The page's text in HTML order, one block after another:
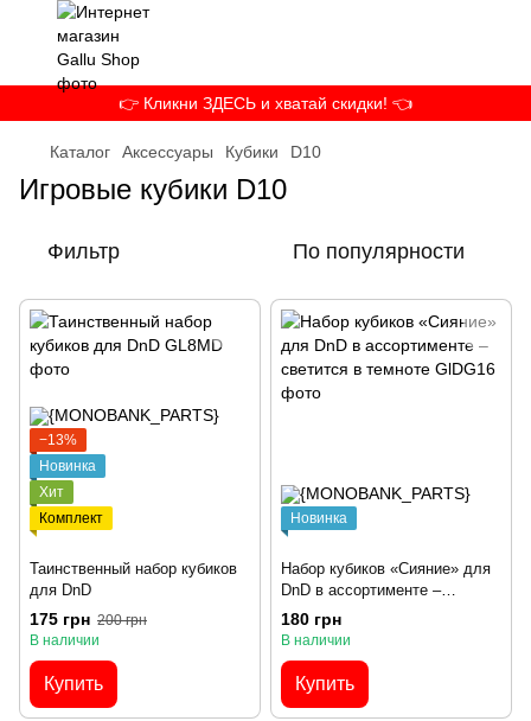
👉 Кликни ЗДЕСЬ и хватай скидки! 👈
Каталог Аксессуары Кубики D10
Игровые кубики D10
Фильтр По популярности
−13%
Новинка
Хит
Комплект
Таинственный набор кубиков
для DnD
175 грн 200 грн
В наличии
Купить
Новинка
Набор кубиков «Сияние» для
DnD в ассортименте –
светится в темноте
180 грн
В наличии
Купить